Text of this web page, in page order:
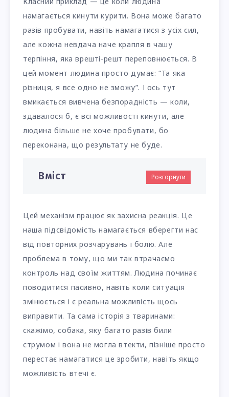
намагається кинути курити. Вона може багато
разів пробувати, навіть намагатися з усіх сил,
але кожна невдача наче крапля в чашу
терпіння, яка врешті-решт переповнюється. В
цей момент людина просто думає: “Та яка
різниця, я все одно не зможу”. І ось тут
вмикається вивчена безпорадність — коли,
здавалося б, є всі можливості кинути, але
людина більше не хоче пробувати, бо
переконана, що результату не буде.
Вміст Розгорнути
Цей механізм працює як захисна реакція. Це
наша підсвідомість намагається вберегти нас
від повторних розчарувань і болю. Але
проблема в тому, що ми так втрачаємо
контроль над своїм життям. Людина починає
поводитися пасивно, навіть коли ситуація
змінюється і є реальна можливість щось
виправити. Та сама історія з тваринами:
скажімо, собака, яку багато разів били
струмом і вона не могла втекти, пізніше просто
перестає намагатися це зробити, навіть якщо
можливість втечі є.